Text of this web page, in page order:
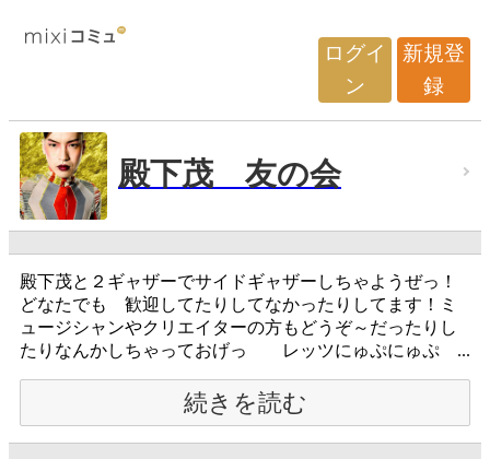
ログイ
ン
新規登
録
殿下茂 友の会
殿下茂と２ギャザーでサイドギャザーしちゃようぜっ！
どなたでも 歓迎してたりしてなかったりしてます！ミ
ュージシャンやクリエイターの方もどうぞ～だったりし
たりなんかしちゃっておげっ レッツにゅぷにゅぷ ...
続きを読む